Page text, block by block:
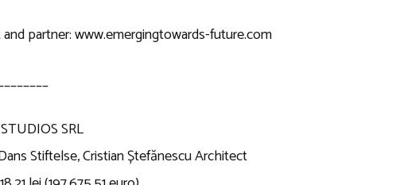
partner: www.emergingtowards-future.com
SRL
Stiftelse, Cristian Ștefănescu Architect